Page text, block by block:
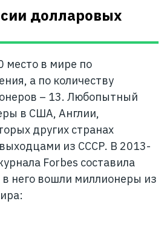
долларовых
место в мире по
а по количеству
– 13. Любопытный
в США, Англии,
других странах
из СССР. В 2013-
Forbes составила
него вошли миллионеры из